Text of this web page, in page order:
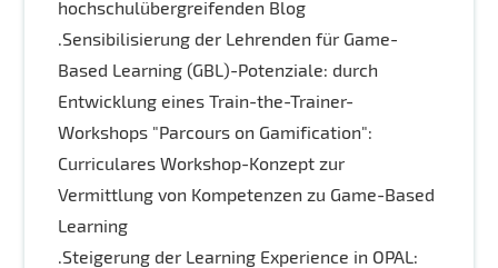
hochschulübergreifenden Blog
.Sensibilisierung der Lehrenden für Game-
Based Learning (GBL)-Potenziale: durch
Entwicklung eines Train-the-Trainer-
Workshops "Parcours on Gamification":
Curriculares Workshop-Konzept zur
Vermittlung von Kompetenzen zu Game-Based
Learning
.Steigerung der Learning Experience in OPAL: